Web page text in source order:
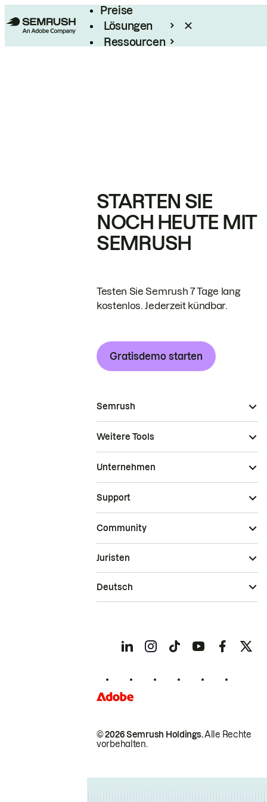
Preise
Lösungen
Ressourcen
STARTEN SIE
NOCH HEUTE MIT
SEMRUSH
Testen Sie Semrush 7 Tage lang
kostenlos. Jederzeit kündbar.
Gratisdemo starten
Semrush
Weitere Tools
Unternehmen
Support
Community
© 2026 Semrush Holdings.Alle Rechte
vorbehalten.
Juristen
Deutsch